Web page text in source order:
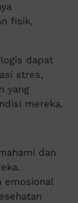
fisik,
dapat
stres,
yang
mereka.
dan
emosional